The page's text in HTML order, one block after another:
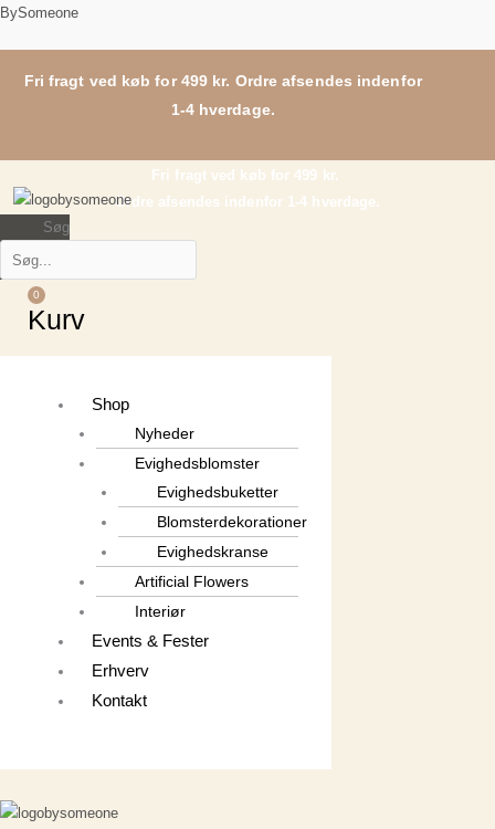
Gå
BySomeone
Fri fragt ved køb for 499 kr. Ordre afsendes indenfor
1-4 hverdage.
Fri fragt ved køb for 499 kr.
Ordre afsendes indenfor 1-4 hverdage.
Søg
0
Kurv
Shop
Nyheder
Evighedsblomster
Evighedsbuketter
Blomsterdekorationer
Evighedskranse
Artificial Flowers
Interiør
Events & Fester
Erhverv
Kontakt